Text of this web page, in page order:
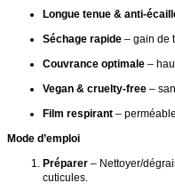
Longue tenue & anti-
Séchage rapide – gain de
Couvrance optimale –
Vegan & cruelty-free –
Film respirant –
Mode d’emploi
Préparer – Nettoyer/
cuticules.